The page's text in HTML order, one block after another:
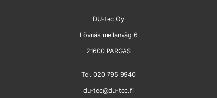
DU-tec Oy
Lövnäs mellanväg 6
21600 PARGAS
Tel. 020 795 9940
du-tec@du-tec.fi